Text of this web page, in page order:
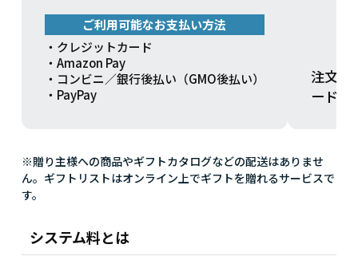
ご利用可能なお支払い方法
・クレジットカード
・Amazon Pay
・コンビニ／銀行後払い（GMO後払い）
・PayPay
注文方
ードを
※贈り主様への商品やギフトカタログなどの配送はありませ
ん。ギフトリストはオンライン上でギフトを贈れるサービスで
す。
システム料とは